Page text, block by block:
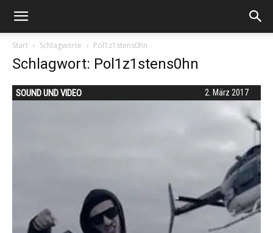
Start Schlagworte Pol1z1stens0hn
Schlagwort: Pol1z1stens0hn
2. März 2017
SOUND UND VIDEO